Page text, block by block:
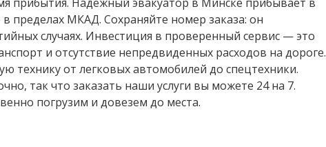
пределах МКАД. Сохраняйте номер заказа: он
случаях. Инвестиция в проверенный сервис — это
и отсутствие непредвиденных расходов на дороге.
технику от легковых автомобилей до спецтехники.
так что заказать наши услуги вы можете 24 на 7.
погрузим и довезем до места.